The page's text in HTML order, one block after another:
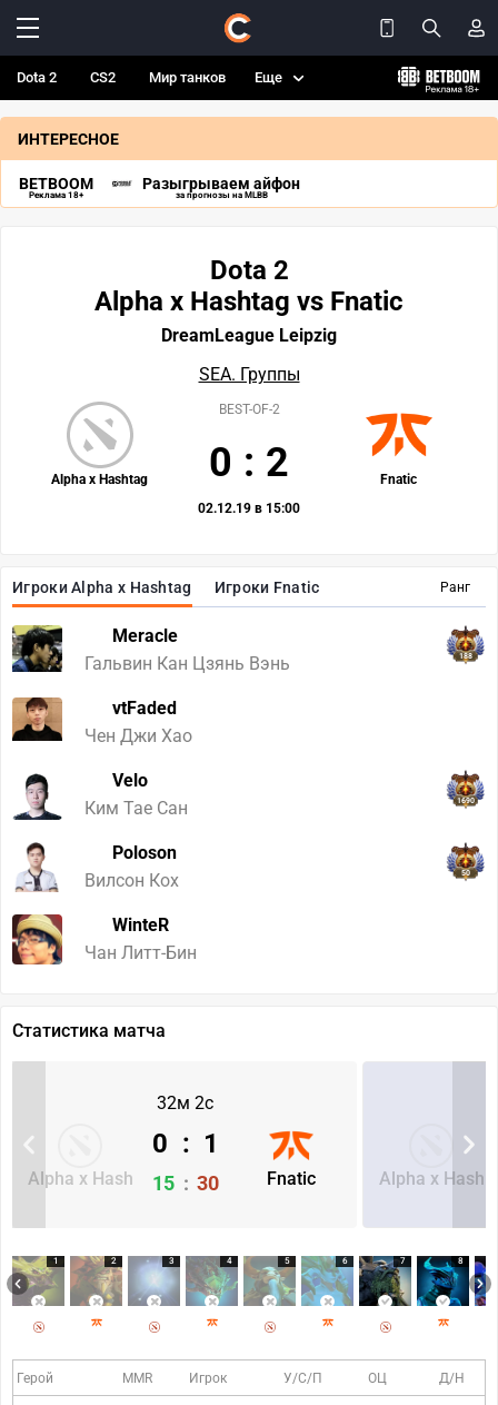
Dota 2 CS2 Мир танков Еще
ИНТЕРЕСНОЕ
BETBOOM
Реклама 18+
Разыгрываем айфон
за прогнозы на MLBB
Ранг
Игроки Alpha x Hashtag Игроки Fnatic
Meracle
Гальвин Кан Цзянь Вэнь
188
vtFaded
Чен Джи Хао
Velo
Ким Тае Сан
1690
Poloson
Вилсон Кох
50
WinteR
Чан Литт-Бин
Dota 2
Alpha x Hashtag vs Fnatic
DreamLeague Leipzig
SEA. Группы
Alpha x Hashtag Fnatic
BEST-OF-2
0 : 2
02.12.19 в 15:00
Статистика матча
32м 2с
Alpha x Hash Fnatic
0 : 1
15 : 30 Alpha x Hash
1 2 3 4 5 6 7 8
Герой MMR Игрок У/С/П ОЦ Д/Н